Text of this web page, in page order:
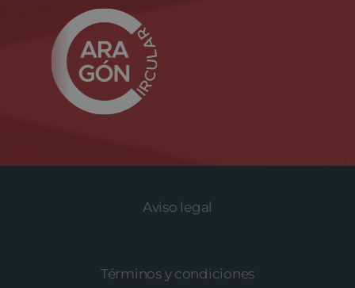
Aviso legal
Términos y condiciones